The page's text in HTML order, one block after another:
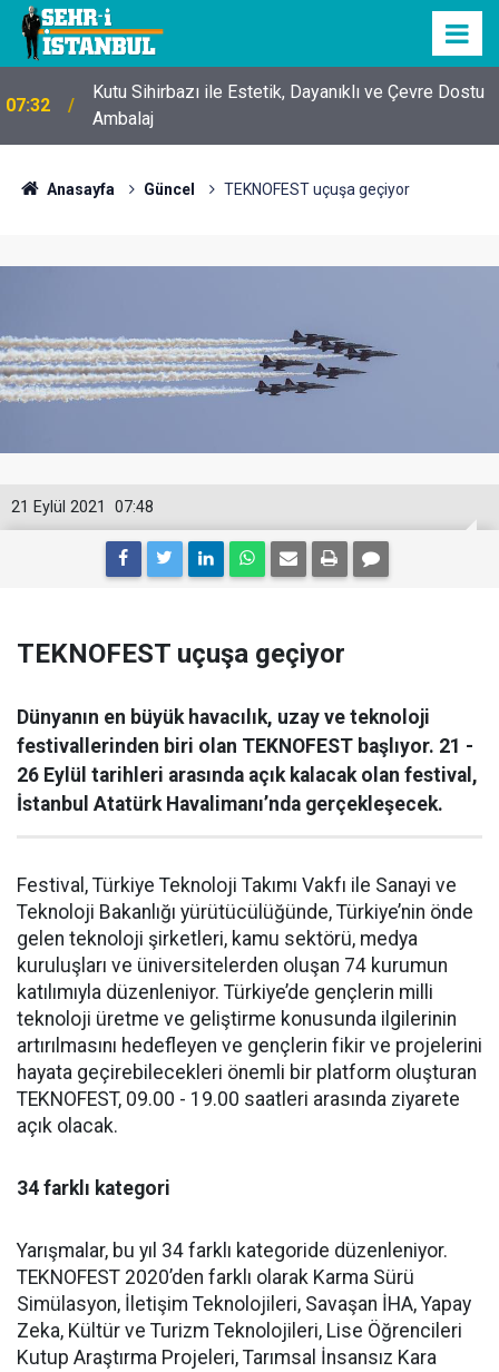
07:32
Kutu Sihirbazı ile Estetik, Dayanıklı ve Çevre Dostu
Ambalaj
Anasayfa Güncel TEKNOFEST uçuşa geçiyor
07:48
21 Eylül 2021
TEKNOFEST uçuşa geçiyor
Dünyanın en büyük havacılık, uzay ve teknoloji
festivallerinden biri olan TEKNOFEST başlıyor. 21 -
26 Eylül tarihleri arasında açık kalacak olan festival,
İstanbul Atatürk Havalimanı’nda gerçekleşecek.
Festival, Türkiye Teknoloji Takımı Vakfı ile Sanayi ve
Teknoloji Bakanlığı yürütücülüğünde, Türkiye’nin önde
gelen teknoloji şirketleri, kamu sektörü, medya
kuruluşları ve üniversitelerden oluşan 74 kurumun
katılımıyla düzenleniyor. Türkiye’de gençlerin milli
teknoloji üretme ve geliştirme konusunda ilgilerinin
artırılmasını hedefleyen ve gençlerin fikir ve projelerini
hayata geçirebilecekleri önemli bir platform oluşturan
TEKNOFEST, 09.00 - 19.00 saatleri arasında ziyarete
açık olacak.
34 farklı kategori
Yarışmalar, bu yıl 34 farklı kategoride düzenleniyor.
TEKNOFEST 2020’den farklı olarak Karma Sürü
Simülasyon, İletişim Teknolojileri, Savaşan İHA, Yapay
Zeka, Kültür ve Turizm Teknolojileri, Lise Öğrencileri
Kutup Araştırma Projeleri, Tarımsal İnsansız Kara